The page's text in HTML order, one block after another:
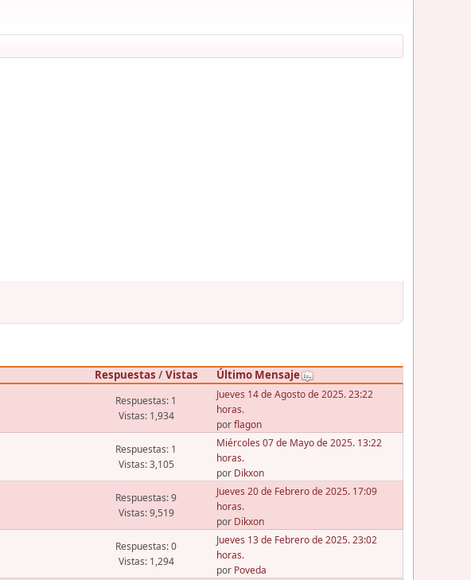
Respuestas /Vistas
Último Mensaje
Respuestas: 1
Vistas: 1,934
Jueves 14 de Agosto de 2025. 23:22
horas.
porflagon
Respuestas: 1
Vistas: 3,105
Miércoles 07 de Mayo de 2025. 13:22
horas.
por Dikxon
Respuestas: 9
Vistas: 9,519
Jueves 20 de Febrero de 2025. 17:09
horas.
por Dikxon
Respuestas: 0
Vistas: 1,294
Jueves 13 de Febrero de 2025. 23:02
horas.
por Poveda